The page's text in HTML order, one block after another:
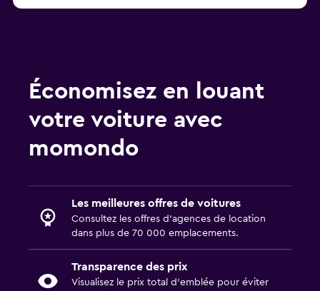
Économisez en louant
votre voiture avec
momondo
Les meilleures offres de voitures
Consultez les offres d’agences de location
dans plus de 70 000 emplacements.
Transparence des prix
Visualisez le prix total d’emblée pour éviter